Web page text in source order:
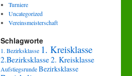
Turniere
Uncategorized
Vereinsmeisterschaft
Schlagworte
1. Bezirksklasse 1. Kreisklasse
2.Bezirksklasse2. Kreisklasse
AufstiegsrundeBezirksklasse